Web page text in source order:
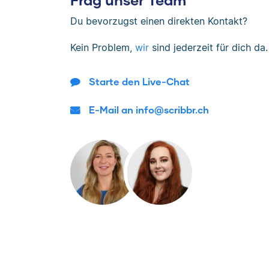
Du bevorzugst einen direkten Kontakt?
Kein Problem, wir sind jederzeit für dich da.
Starte den Live-Chat
E-Mail an info@scribbr.ch